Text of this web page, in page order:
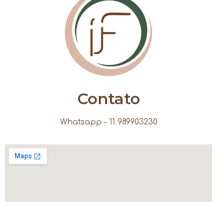
Contato
Whatsapp – 11 989903230